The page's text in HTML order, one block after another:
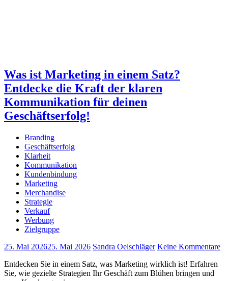
Was ist Marketing in einem Satz?
Entdecke die Kraft der klaren
Kommunikation für deinen
Geschäftserfolg!
Branding
Geschäftserfolg
Klarheit
Kommunikation
Kundenbindung
Marketing
Merchandise
Strategie
Verkauf
Werbung
Zielgruppe
25. Mai 202625. Mai 2026 Sandra Oelschläger Keine Kommentare
Entdecken Sie in einem Satz, was Marketing wirklich ist! Erfahren
Sie, wie gezielte Strategien Ihr Geschäft zum Blühen bringen und